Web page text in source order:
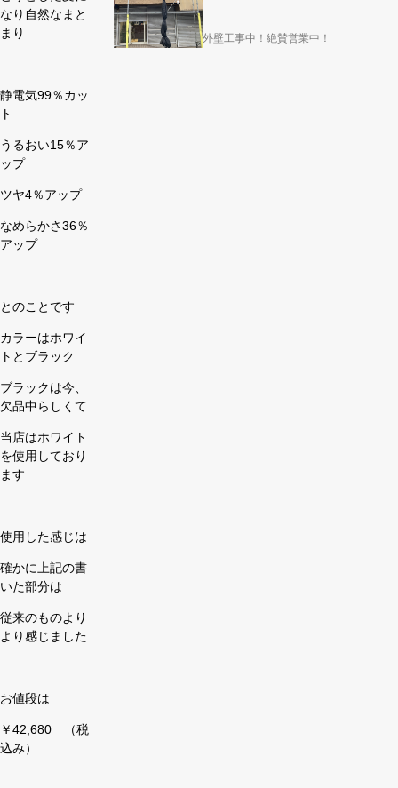
なり自然なまと
まり
静電気99％カッ
ト
うるおい15％ア
ップ
ツヤ4％アップ
なめらかさ36％
アップ
とのことです
カラーはホワイ
トとブラック
ブラックは今、
欠品中らしくて
当店はホワイト
を使用しており
ます
使用した感じは
確かに上記の書
いた部分は
従来のものより
より感じました
お値段は
￥42,680 （税
込み）
外壁工事中！絶賛営業中！